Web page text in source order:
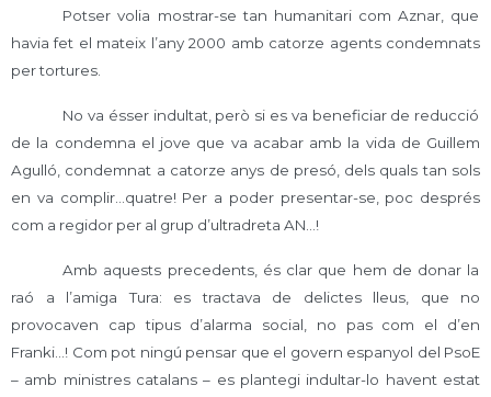
Potser volia mostrar-se tan humanitari com Aznar, que
havia fet el mateix l’any 2000 amb catorze agents condemnats
per tortures.
No va ésser indultat, però si es va beneficiar de reducció
de la condemna el jove que va acabar amb la vida de Guillem
Agulló, condemnat a catorze anys de presó, dels quals tan sols
en va complir…quatre! Per a poder presentar-se, poc després
com a regidor per al grup d’ultradreta AN…!
Amb aquests precedents, és clar que hem de donar la
raó a l’amiga Tura: es tractava de delictes lleus, que no
provocaven cap tipus d’alarma social, no pas com el d’en
Franki…! Com pot ningú pensar que el govern espanyol del PsoE
– amb ministres catalans – es plantegi indultar-lo havent estat